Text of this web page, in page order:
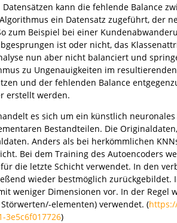
kann die fehlende Balance
ein Datensatz zugeführt, der
zum Beispiel bei einer
ist oder nicht, das
nun aber nicht balanciert und
zu Ungenauigkeiten im
und der fehlenden Balance
erstellt werden.
es sich um ein künstlich
Bestandteilen. Die
Anders als bei herkömmlichen
Bei dem Training des Autoencoders
die letzte Schicht verwendet. In den
wieder bestmöglich
weniger Dimensionen vor. In der Regel
elementen) verwendet. (
3e5c6f017726)